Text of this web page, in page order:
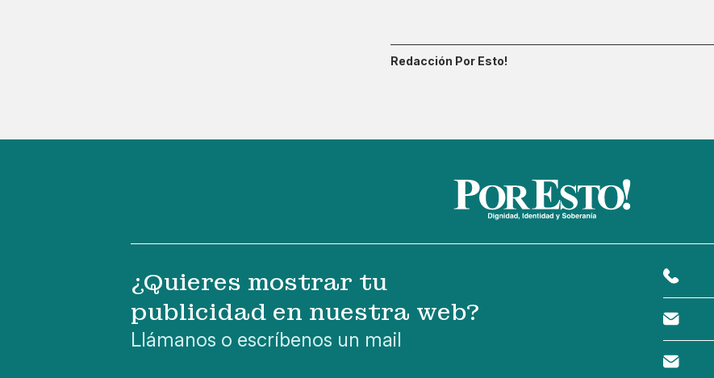
Redacción Por Esto!
¿Quieres mostrar tu
publicidad en nuestra web?
Llámanos o escríbenos un mail